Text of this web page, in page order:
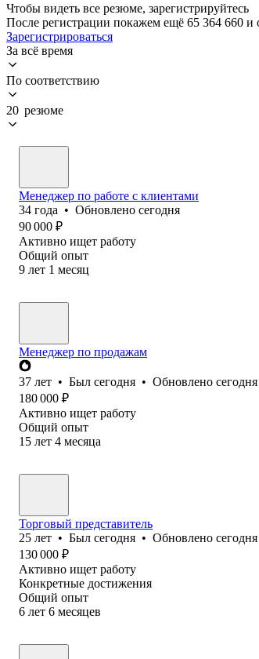
Чтобы видеть все резюме, зарегистрируйтесь
После регистрации покажем ещё 65 364 660 и
Зарегистрироваться
За всё время
По соответствию
20 резюме
Менеджер по работе с клиентами
34 года • Обновлено сегодня
90 000 ₽
Активно ищет работу
Общий опыт
9 лет 1 месяц
Менеджер по продажам
37 лет • Был сегодня • Обновлено сегодня
180 000 ₽
Активно ищет работу
Общий опыт
15 лет 4 месяца
Торговый представитель
25 лет • Был сегодня • Обновлено сегодня
130 000 ₽
Активно ищет работу
Конкретные достижения
Общий опыт
6 лет 6 месяцев